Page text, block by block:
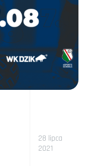
28 lipca
2021